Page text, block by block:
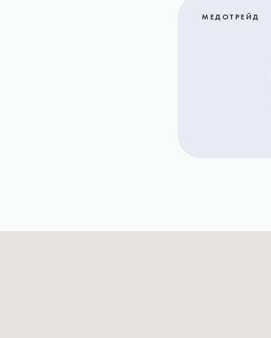
МЕДОТРЕЙД